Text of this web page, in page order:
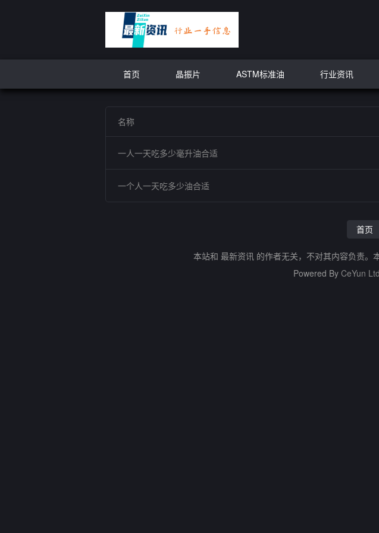
首页 晶振片 ASTM标准油 行业资讯
名称
一人一天吃多少毫升油合适
一个人一天吃多少油合适
首页
本站和 最新资讯 的作者无关，不对其内容负责。
Powered By CeYun